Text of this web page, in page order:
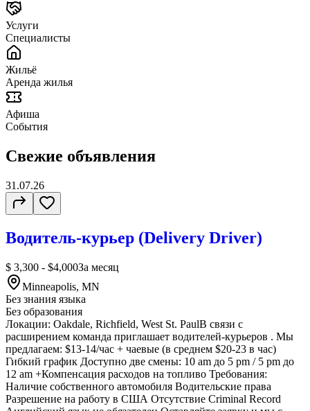
Услуги
Специалисты
Жильё
Аренда жилья
Афиша
События
Свежие объявления
31.07.26
Водитель-курьер (Delivery Driver)
$ 3,300 - $4,000За месяц
Minneapolis, MN
Без знания языка
Без образования
Локации: Oakdale, Richfield, West St. PaulВ связи с
расширением команда приглашает водителей-курьеров . Мы
предлагаем: $13-14/час + чаевые (в среднем $20-23 в час)
Гибкий график Доступно две смены: 10 am до 5 pm / 5 pm до
12 am +Компенсация расходов на топливо Требования:
Наличие собственного автомобиля Водительские права
Разрешение на работу в США Отсутствие Criminal Record